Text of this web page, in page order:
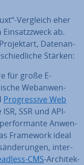
Vergleich eher
ab.
Da­ten­an­
Stärken:
für große E-
Web­an­wen­
Pro­gres­si­ve Web
SSR und API-
An­wen­
Framework ideal
in­ter­
CMS-Ar­chi­tek­